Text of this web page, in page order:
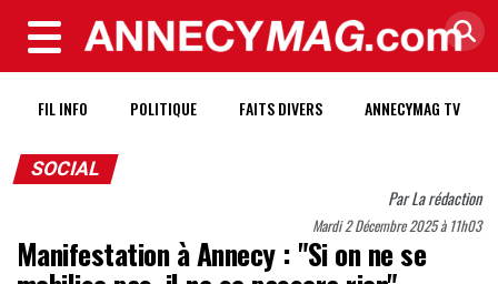
MENU
FIL INFO POLITIQUE FAITS DIVERS ANNECYMAG TV
SOCIAL
ParLa rédaction
Mardi 2 Décembre 2025 à 11h03
Manifestation à Annecy : "Si on ne se